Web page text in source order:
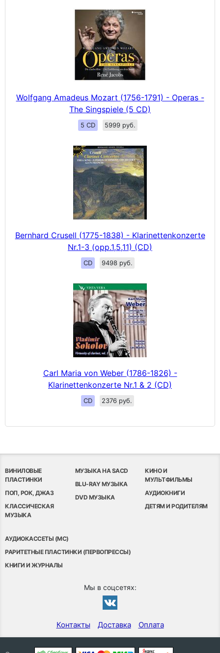
Wolfgang Amadeus Mozart (1756-1791) - Operas -
The Singspiele (5 CD)
5 CD 5999 руб.
Bernhard Crusell (1775-1838) - Klarinettenkonzerte
Nr.1-3 (opp.1,5,11) (CD)
CD 9498 руб.
Carl Maria von Weber (1786-1826) -
Klarinettenkonzerte Nr.1 & 2 (CD)
CD 2376 руб.
ВИНИЛОВЫЕ
ПЛАСТИНКИ
ПОП, РОК, ДЖАЗ
КЛАССИЧЕСКАЯ
МУЗЫКА
МУЗЫКА НА SACD
BLU-RAY МУЗЫКА
DVD МУЗЫКА
КИНО И
МУЛЬТФИЛЬМЫ
АУДИОКНИГИ
ДЕТЯМ И РОДИТЕЛЯМ
АУДИОКАССЕТЫ (MC)
РАРИТЕТНЫЕ ПЛАСТИНКИ (ПЕРВОПРЕССЫ)
КНИГИ И ЖУРНАЛЫ
Мы в соцсетях:
Контакты Доставка Оплата